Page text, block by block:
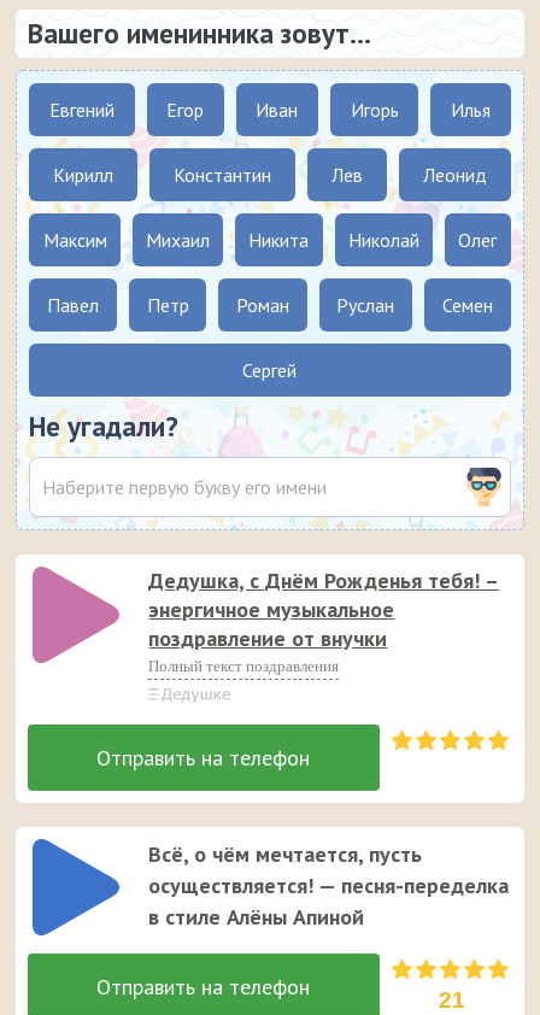
Вашего именинника зовут...
Евгений Егор Иван Игорь Илья
Кирилл Константин Лев Леонид
Максим Михаил Никита Николай Олег
Павел Петр Роман Руслан Семен
Сергей
Не угадали?
Дедушка, с Днём Рожденья тебя! –
энергичное музыкальное
поздравление от внучки
Полный текст поздравления
Всё, о чём мечтается, пусть
осуществляется! — песня-переделка
в стиле Алёны Апиной
21